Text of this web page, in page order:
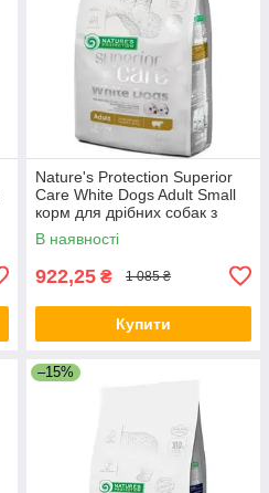
Nature's Protection Superior
Care White Dogs Adult Small
корм для дрібних собак з
білою шерстю, 1.5 кг
В наявності
922,25 ₴ 1 085 ₴
Купити
–15%